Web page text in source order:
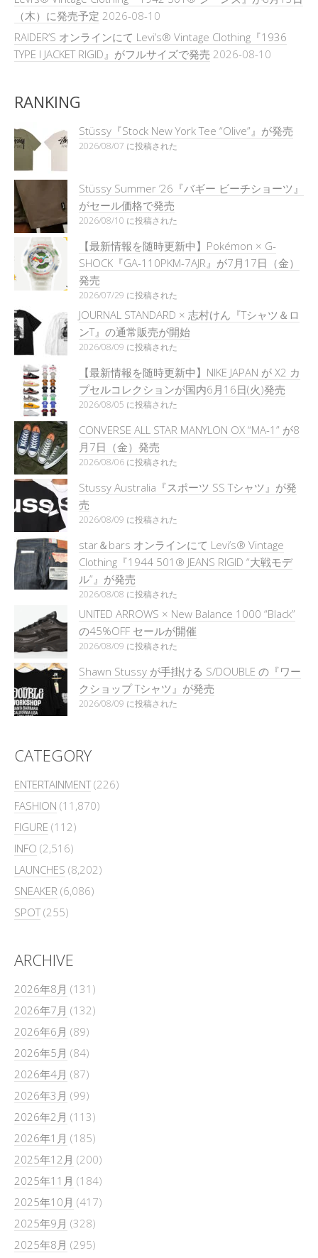
（木）に発売予定 2026-08-10
RAIDER’S オンラインにて Levi’s® Vintage Clothing『1936
TYPE I JACKET RIGID』がフルサイズで発売 2026-08-10
RANKING
Stüssy『Stock New York Tee “Olive”』が発売
2026/08/07 に投稿された
Stüssy Summer ’26『バギー ビーチショーツ』
がセール価格で発売
2026/08/10 に投稿された
【最新情報を随時更新中】Pokémon × G-
SHOCK『GA-110PKM-7AJR』が7月17日（金）
発売
2026/07/29 に投稿された
JOURNAL STANDARD × 志村けん『Tシャツ＆ロ
ンT』の通常販売が開始
2026/08/09 に投稿された
【最新情報を随時更新中】NIKE JAPAN が X2 カ
プセルコレクションが国内6月16日(火)発売
2026/08/05 に投稿された
CONVERSE ALL STAR MANYLON OX “MA-1” が8
月7日（金）発売
2026/08/06 に投稿された
Stussy Australia『スポーツ SS Tシャツ』が発
売
2026/08/09 に投稿された
star＆bars オンラインにて Levi’s® Vintage
Clothing『1944 501® JEANS RIGID “大戦モデ
ル”』が発売
2026/08/08 に投稿された
UNITED ARROWS × New Balance 1000 “Black”
の45%OFF セールが開催
2026/08/09 に投稿された
Shawn Stussy が手掛ける S/DOUBLE の『ワー
クショップ Tシャツ』が発売
2026/08/09 に投稿された
CATEGORY
ENTERTAINMENT(226)
FASHION (11,870)
FIGURE (112)
INFO (2,516)
LAUNCHES (8,202)
SNEAKER (6,086)
SPOT(255)
ARCHIVE
2026年8月 (131)
2026年7月 (132)
2026年6月 (89)
2026年5月 (84)
2026年4月 (87)
2026年3月 (99)
2026年2月 (113)
2026年1月 (185)
2025年12月 (200)
2025年11月 (184)
2025年10月 (417)
2025年9月 (328)
2025年8月 (295)